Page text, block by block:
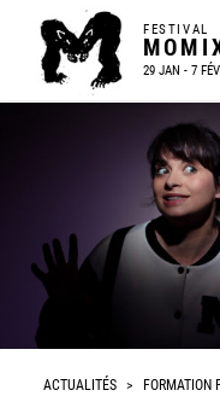
FESTIVAL
29 JAN - 7
ACTUALITÉS > FORMATION